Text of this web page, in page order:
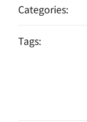
Categories:
Tags: